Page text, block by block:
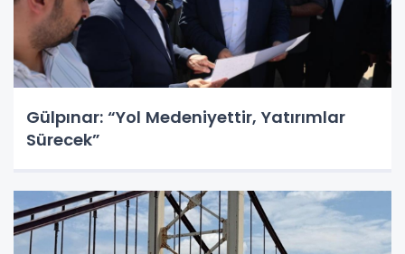
Gülpınar: “Yol Medeniyettir, Yatırımlar
Sürecek”